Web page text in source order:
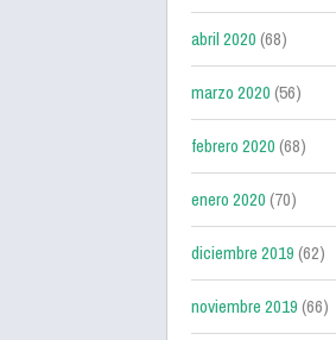
abril 2020(68)
marzo 2020(56)
febrero 2020(68)
enero 2020(70)
diciembre 2019(62)
noviembre 2019(66)